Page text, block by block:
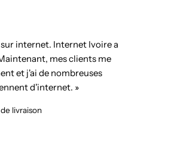
internet. Internet Ivoire a
mes clients me
et j'ai de nombreuses
d'internet. »
livraison